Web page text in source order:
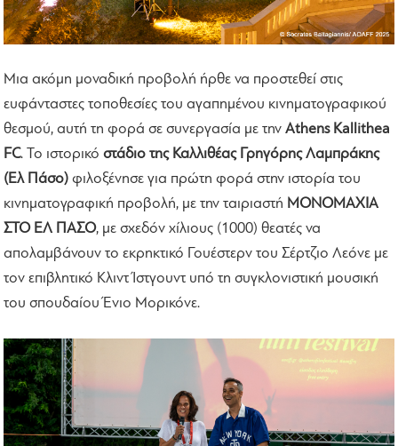
Μια ακόμη μοναδική προβολή ήρθε να προστεθεί στις
ευφάνταστες τοποθεσίες του αγαπημένου κινηματογραφικού
θεσμού, αυτή τη φορά σε συνεργασία με τηνAthens Kallithea
FC. Το ιστορικόστάδιο της Καλλιθέας Γρηγόρης Λαμπράκης
(Ελ Πάσο) φιλοξένησε για πρώτη φορά στην ιστορία του
κινηματογραφική προβολή, με την ταιριαστή ΜΟΝΟΜΑΧΙΑ
ΣΤΟ ΕΛ ΠΑΣΟ, με σχεδόν χίλιους (1000) θεατές να
απολαμβάνουν το εκρηκτικό Γουέστερν του Σέρτζιο Λεόνε με
τον επιβλητικό Κλιντ Ίστγουντ υπό τη συγκλονιστική μουσική
του σπουδαίου Ένιο Μορικόνε.